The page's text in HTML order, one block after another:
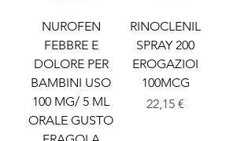
NUROFEN
FEBBRE E
DOLORE PER
BAMBINI USO
100 MG/ 5 ML
ORALE GUSTO
RINOCLENIL
SPRAY 200
EROGAZIOI
100MCG
Prezzo
22,15 €